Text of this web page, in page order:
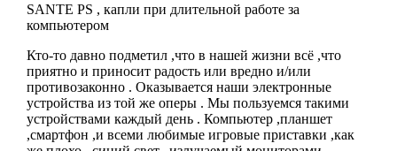
SANTE PS , капли при длительной работе за
компьютером
Кто-то давно подметил ,что в нашей жизни всё ,что
приятно и приносит радость или вредно и/или
противозаконно . Оказывается наши электронные
устройства из той же оперы . Мы пользуемся такими
устройствами каждый день . Компьютер ,планшет
,смартфон ,и всеми любимые игровые приставки ,как